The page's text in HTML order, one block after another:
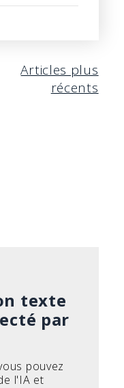
Articles plus
récents
texte
par
pouvez
l'IA et